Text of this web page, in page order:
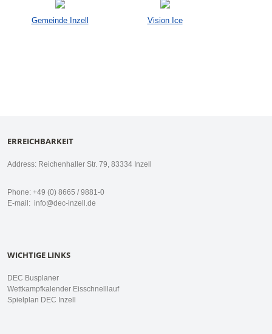
Gemeinde Inzell Vision Ice
ERREICHBARKEIT
Address: Reichenhaller Str. 79, 83334 Inzell
Phone: +49 (0) 8665 / 9881-0
E-mail: info@dec-inzell.de
WICHTIGE LINKS
DEC Busplaner
Wettkampfkalender Eisschnelllauf
Spielplan DEC Inzell